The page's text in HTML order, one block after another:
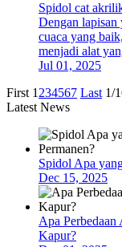
Spidol cat
Dengan lapisan
cuaca yang
menjadi alat
Jul 01, 2025
First 1 234567 Last 1/
Latest News
Spidol Apa
Dec 15, 2025
Apa Perbedaan
Kapur?